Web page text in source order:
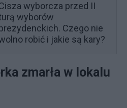
wyborcza przed II
wyborów
Czego nie
robić i jakie są kary?
zmarła w lokalu